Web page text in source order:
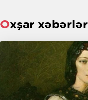
Oxşar xəbərlər